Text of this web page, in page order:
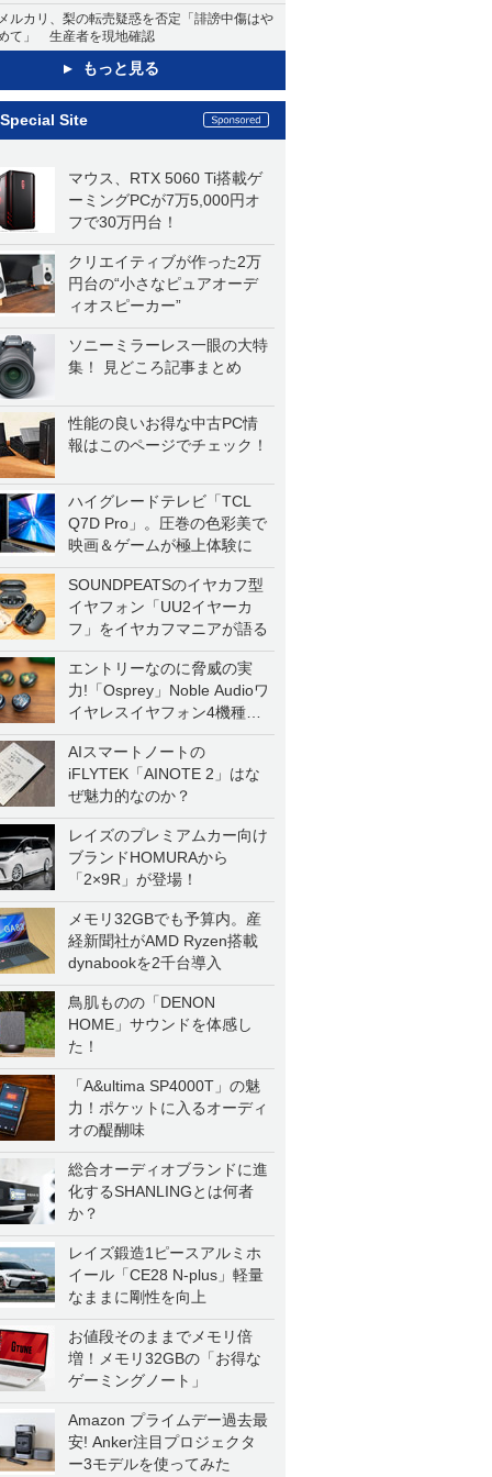
ルカリ、梨の転売疑惑を否定「誹謗中傷はや
て」 生産者を現地確認
もっと見る
Special Site
マウス、RTX 5060 Ti搭載ゲ
ーミングPCが7万5,000円オ
フで30万円台！
クリエイティブが作った2万
円台の“小さなピュアオーデ
ィオスピーカー”
ソニーミラーレス一眼の大特
集！ 見どころ記事まとめ
性能の良いお得な中古PC情
報はこのページでチェック！
ハイグレードテレビ「TCL
Q7D Pro」。圧巻の色彩美で
映画＆ゲームが極上体験に
SOUNDPEATSのイヤカフ型
イヤフォン「UU2イヤーカ
フ」をイヤカフマニアが語る
エントリーなのに脅威の実
力!「Osprey」Noble Audioワ
イヤレスイヤフォン4機種を
一気に聴く
AIスマートノートの
iFLYTEK「AINOTE 2」はな
ぜ魅力的なのか？
レイズのプレミアムカー向け
ブランドHOMURAから
「2×9R」が登場！
メモリ32GBでも予算内。産
経新聞社がAMD Ryzen搭載
dynabookを2千台導入
鳥肌ものの「DENON
HOME」サウンドを体感し
た！
「A&ultima SP4000T」の魅
力！ポケットに入るオーディ
オの醍醐味
総合オーディオブランドに進
化するSHANLINGとは何者
か？
レイズ鍛造1ピースアルミホ
イール「CE28 N-plus」軽量
なままに剛性を向上
お値段そのままでメモリ倍
増！メモリ32GBの「お得な
ゲーミングノート」
Amazon プライムデー過去最
安! Anker注目プロジェクタ
ー3モデルを使ってみた